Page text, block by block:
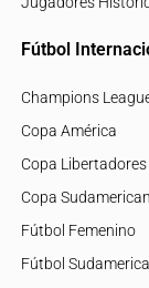
Fútbol
Champions
Copa América
Copa Libertadores
Copa
Fútbol Femenino
Fútbol